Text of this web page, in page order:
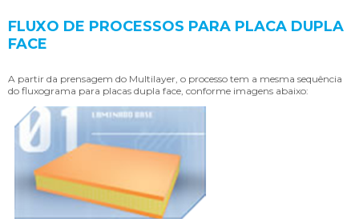
FLUXO DE PROCESSOS PARA PLACA DUPLA
FACE
A partir da prensagem do Multilayer, o processo tem a mesma sequência
do fluxograma para placas dupla face, conforme imagens abaixo: